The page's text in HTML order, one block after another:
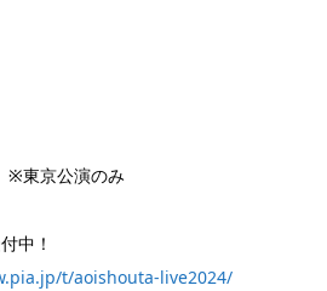
※東京公演のみ
中！
t/aoishouta-live2024/